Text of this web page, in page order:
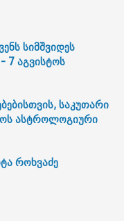
სიმშვიდეს
7 აგვისტოს
საკუთარი
ასტროლოგიური
როხვაძე